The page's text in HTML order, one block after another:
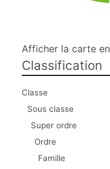
Afficher la carte
Classification
Classe
Sous classe
Super ordre
Ordre
Famille